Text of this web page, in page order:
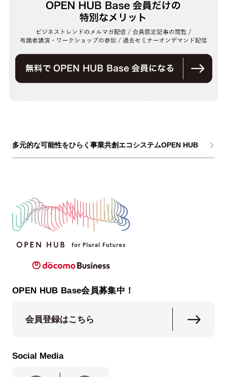
多元的な可能性をひらく事業共創エコシステムOPEN HUB
OPEN HUB Base会員募集中！
会員登録はこちら
Social Media